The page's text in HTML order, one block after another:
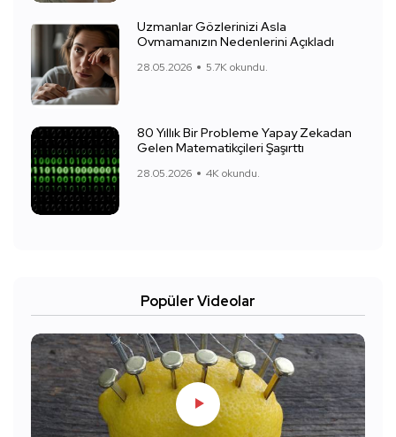
Uzmanlar Gözlerinizi Asla
Ovmamanızın Nedenlerini Açıkladı
28.05.2026 5.7K okundu.
80 Yıllık Bir Probleme Yapay Zekadan
Gelen Matematikçileri Şaşırttı
28.05.2026 4K okundu.
Popüler Videolar